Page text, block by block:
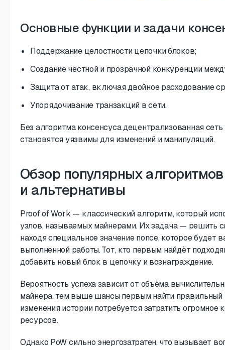
Основные функции и задачи
Поддержание целостности цепочки блоков;
Создание честной и прозрачной конкуренции
Защита от атак, включая двойное расходование
Упорядочивание транзакций в сети.
Без алгоритма консенсуса децентрализованная
становятся уязвимы для изменений и манипуляций.
Обзор популярных алгоритмов
и альтернативы
Proof of Work — классический алгоритм, который
узлов, называемых майнерами. Их задача — решить
находя специальное значение nonce, которое будет
выполненной работы. Тот, кто первым найдёт
добавить новый блок в цепочку и вознаграждение.
Вероятность успеха зависит от объёма
майнера, тем выше шансы первым найти
изменения истории потребуется затратить
ресурсов.
Однако PoW сильно энергозатратен, что вызывает